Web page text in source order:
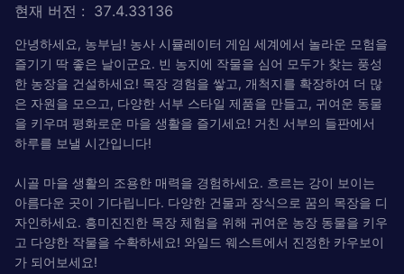
현재 버전 : 37.4.33136
안녕하세요, 농부님! 농사 시뮬레이터 게임 세계에서 놀라운 모험을
즐기기 딱 좋은 날이군요. 빈 농지에 작물을 심어 모두가 찾는 풍성
한 농장을 건설하세요! 목장 경험을 쌓고, 개척지를 확장하여 더 많
은 자원을 모으고, 다양한 서부 스타일 제품을 만들고, 귀여운 동물
을 키우며 평화로운 마을 생활을 즐기세요! 거친 서부의 들판에서
하루를 보낼 시간입니다!
시골 마을 생활의 조용한 매력을 경험하세요. 흐르는 강이 보이는
아름다운 곳이 기다립니다. 다양한 건물과 장식으로 꿈의 목장을 디
자인하세요. 흥미진진한 목장 체험을 위해 귀여운 농장 동물을 키우
고 다양한 작물을 수확하세요! 와일드 웨스트에서 진정한 카우보이
가 되어보세요!